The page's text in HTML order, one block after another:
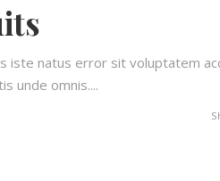
iste natus error sit voluptatem
unde omnis....